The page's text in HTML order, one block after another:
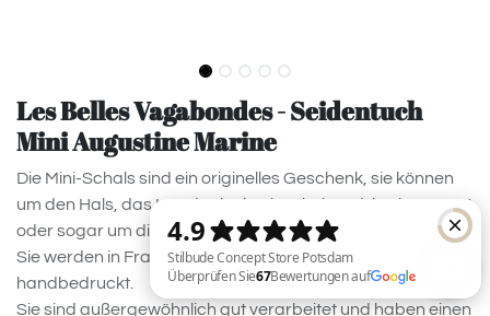
Les Belles Vagabondes - Seidentuch
Mini Augustine Marine
Die Mini-Schals sind ein originelles Geschenk, sie können
um den Hals, das Handgelenk, als Stirnband, in einem Dutt
oder sogar um die Tasche getragen werden...
Sie werden in Frankreich handgezeichnet und in Indien
handbedruckt.
Sie sind außergewöhnlich gut verarbeitet und haben einen